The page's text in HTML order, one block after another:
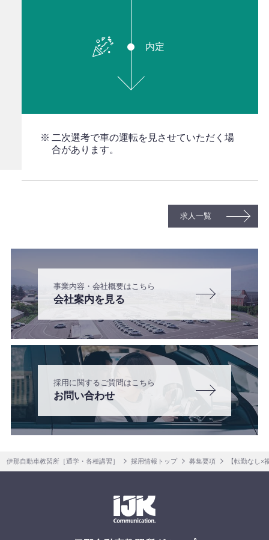
内定
二次選考で車の運転を見させていただく場
合があります。
求人一覧
事業内容・会社概要はこちら
会社案内を見る
採用に関するご質問はこちら
お問い合わせ
伊那自動車教習所［通学・各種講習］ 採用情報トップ 募集要項 【転勤なし